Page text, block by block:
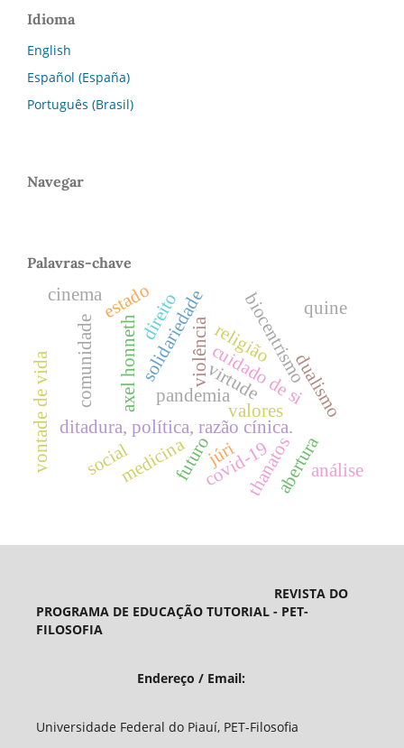
Idioma
English
Español (España)
Português (Brasil)
Navegar
Palavras-chave
cuidado de si
violência
ditadura, política, razão cínica.
axel honnethsolidariedade
estado
comunidade biocentrismo
religião
medicina
dualismo
thanatos
vontade de vida futuro
pandemia
covid-19
valores
aberturaanálise
social
quine
direito
virtude
júri
cinema
REVISTA DO
PROGRAMA DE EDUCAÇÃO TUTORIAL - PET-
FILOSOFIA
Endereço / Email:
Universidade Federal do Piauí, PET-Filosofia